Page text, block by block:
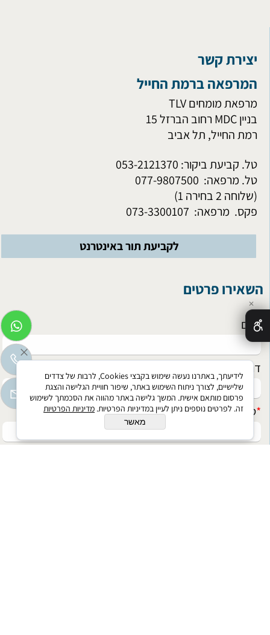
יצירת קשר
המרפאה ברמת החייל
מרפאת מומחים TLV
בניין MDC רחוב הברזל 15
רמתהחייל, תל אביב
טל. קביעת ביקור: 053-2121370
טל. מרפאה:
(שלוחה 2 בחירה 1
)
פקס. מרפאה: 073-3300107
לקביעת תור באינטרנט
השאירו פרטים
*שם
דוא"ל
*טלפון
✕
לידיעתך, באתרנו נעשה שימוש בקבצי Cookies, לרבות של צדדים
שלישיים, לצורך ניתוח השימוש באתר, שיפור חוויית הגלישה והצגת
פרסום מותאם אישית. המשך גלישה באתר מהווה את הסכמתך לשימוש
זה. לפרטים נוספים ניתן לעיין במדיניות הפרטיות. מדיניות הפרטיות
מאשר